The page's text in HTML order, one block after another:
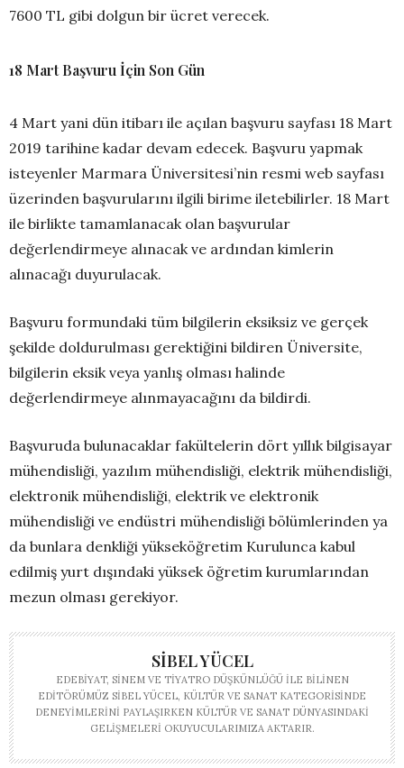
7600 TL gibi dolgun bir ücret verecek.
18 Mart Başvuru İçin Son Gün
4 Mart yani dün itibarı ile açılan başvuru sayfası 18 Mart
2019 tarihine kadar devam edecek. Başvuru yapmak
isteyenler Marmara Üniversitesi’nin resmi web sayfası
üzerinden başvurularını ilgili birime iletebilirler. 18 Mart
ile birlikte tamamlanacak olan başvurular
değerlendirmeye alınacak ve ardından kimlerin
alınacağı duyurulacak.
Başvuru formundaki tüm bilgilerin eksiksiz ve gerçek
şekilde doldurulması gerektiğini bildiren Üniversite,
bilgilerin eksik veya yanlış olması halinde
değerlendirmeye alınmayacağını da bildirdi.
Başvuruda bulunacaklar fakültelerin dört yıllık bilgisayar
mühendisliği, yazılım mühendisliği, elektrik mühendisliği,
elektronik mühendisliği, elektrik ve elektronik
mühendisliği ve endüstri mühendisliği bölümlerinden ya
da bunlara denkliği yükseköğretim Kurulunca kabul
edilmiş yurt dışındaki yüksek öğretim kurumlarından
mezun olması gerekiyor.
SIBEL YÜCEL
EDEBIYAT, SINEM VE TIYATRO DÜŞKÜNLÜĞÜ ILE BILINEN
EDITÖRÜMÜZ SIBEL YÜCEL, KÜLTÜR VE SANAT KATEGORISINDE
DENEYIMLERINI PAYLAŞIRKEN KÜLTÜR VE SANAT DÜNYASINDAKI
GELIŞMELERI OKUYUCULARIMIZA AKTARIR.